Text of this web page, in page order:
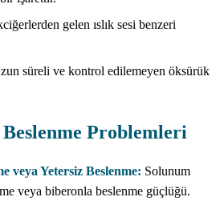
gelen ıslık sesi benzeri
süreli ve kontrol edilemeyen öksürük
Problemleri
veya Yetersiz Beslenme: Solunum
veya biberonla beslenme güçlüğü.